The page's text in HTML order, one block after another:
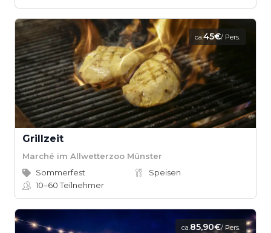
ca.45€/ Pers.
Grillzeit
Marché im Allwetterzoo Münster
Sommerfest
Speisen
10–60Teilnehmer
ca.85,90€/ Pers.